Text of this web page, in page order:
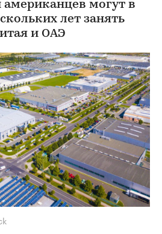
могут в
лет занять
и ОАЭ